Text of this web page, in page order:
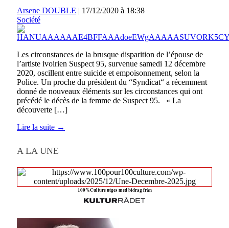
Arsene DOUBLE | 17/12/2020 à 18:38
Société
Les circonstances de la brusque disparition de l’épouse de
l’artiste ivoirien Suspect 95, survenue samedi 12 décembre
2020, oscillent entre suicide et empoisonnement, selon la
Police. Un proche du président du “Syndicat“ a récemment
donné de nouveaux éléments sur les circonstances qui ont
précédé le décès de la femme de Suspect 95. « La
découverte […]
Lire la suite →
A LA UNE
100%Culture utges med bidrag från